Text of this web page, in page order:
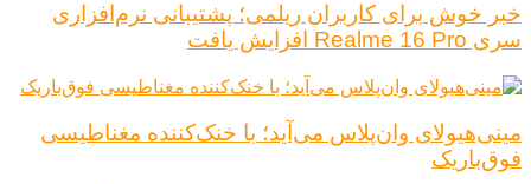
خبر خوش برای کاربران ریلمی؛ پشتیبانی نرم‌افزاری
سری Realme 16 Pro افزایش یافت
مینی‌هیولای وان‌پلاس می‌آید؛ با خنک‌کننده مغناطیسی
فوق‌باریک